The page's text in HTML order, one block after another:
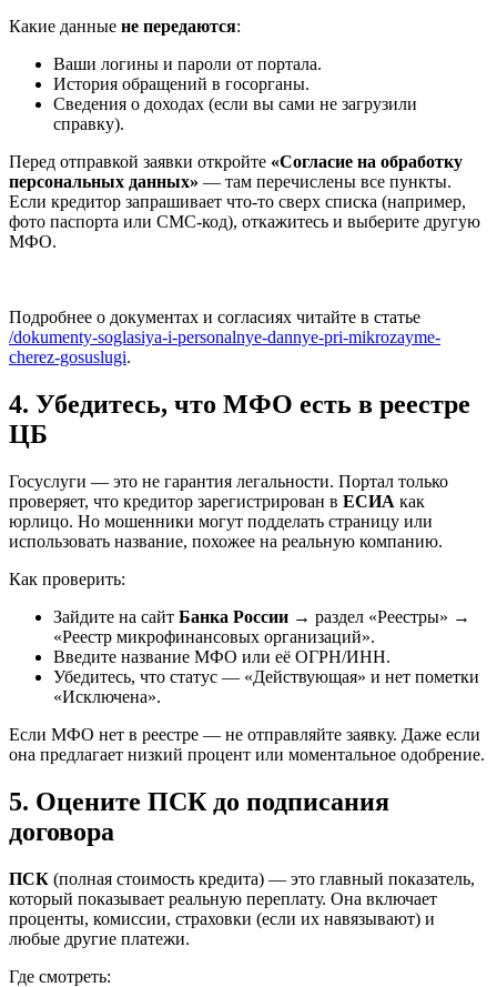
Какие данные не передаются:
Ваши логины и пароли от портала.
История обращений в госорганы.
Сведения о доходах (если вы сами не загрузили
справку).
Перед отправкой заявки откройте «Согласие на обработку
персональных данных» — там перечислены все пункты.
Если кредитор запрашивает что-то сверх списка (например,
фото паспорта или СМС-код), откажитесь и выберите другую
МФО.
Подробнее о документах и согласиях читайте в статье
/dokumenty-soglasiya-i-personalnye-dannye-pri-mikrozayme-
cherez-gosuslugi.
4. Убедитесь, что МФО есть в реестре
ЦБ
Госуслуги — это не гарантия легальности. Портал только
проверяет, что кредитор зарегистрирован в ЕСИА как
юрлицо. Но мошенники могут подделать страницу или
использовать название, похожее на реальную компанию.
Как проверить:
Зайдите на сайт Банка России → раздел «Реестры» →
«Реестр микрофинансовых организаций».
Введите название МФО или её ОГРН/ИНН.
Убедитесь, что статус — «Действующая» и нет пометки
«Исключена».
Если МФО нет в реестре — не отправляйте заявку. Даже если
она предлагает низкий процент или моментальное одобрение.
5. Оцените ПСК до подписания
договора
ПСК (полная стоимость кредита) — это главный показатель,
который показывает реальную переплату. Она включает
проценты, комиссии, страховки (если их навязывают) и
любые другие платежи.
Где смотреть: